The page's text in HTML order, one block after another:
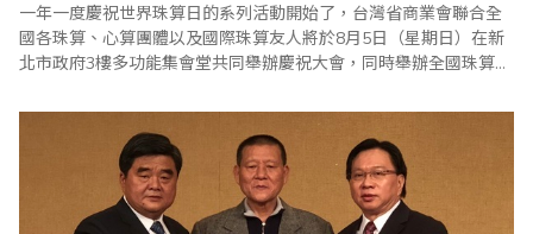
一年一度慶祝世界珠算日的系列活動開始了，台灣省商業會聯合全
國各珠算、心算團體以及國際珠算友人將於8月5日（星期日）在新
北市政府3樓多功能集會堂共同舉辦慶祝大會，同時舉辦全國珠算比
暨國際觀摩賽等系列活動，歡迎踴躍報名參加。 ＊2018年全國珠算